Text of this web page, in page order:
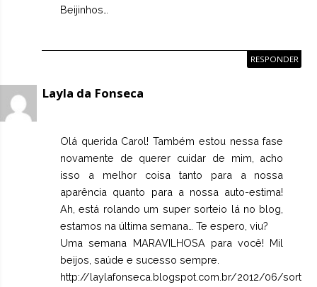
Beijinhos…
RESPONDER
Layla da Fonseca
Olá querida Carol! Também estou nessa fase
novamente de querer cuidar de mim, acho
isso a melhor coisa tanto para a nossa
aparência quanto para a nossa auto-estima!
Ah, está rolando um super sorteio lá no blog,
estamos na última semana… Te espero, viu?
Uma semana MARAVILHOSA para você! Mil
beijos, saúde e sucesso sempre.
http://laylafonseca.blogspot.com.br/2012/06/